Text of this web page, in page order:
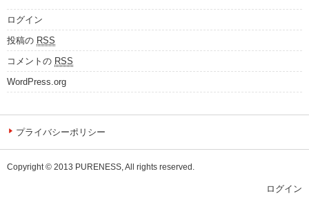
ログイン
投稿の RSS
コメントの RSS
WordPress.org
プライバシーポリシー
Copyright © 2013 PURENESS, All rights reserved.
ログイン